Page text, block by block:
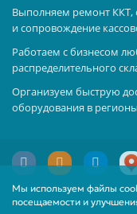
Мы используем файлы
посещаемости и
Выполняем ремонт
и сопровождение
Работаем с бизнесом
распределительного
Организуем быструю
оборудования в